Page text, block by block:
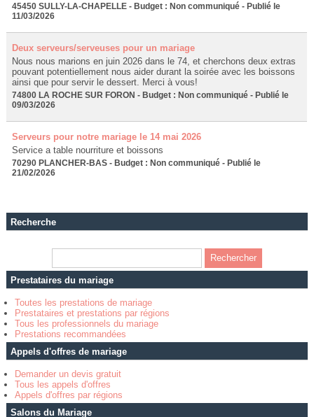
45450 SULLY-LA-CHAPELLE - Budget : Non communiqué - Publié le
11/03/2026
Deux serveurs/serveuses pour un mariage
Nous nous marions en juin 2026 dans le 74, et cherchons deux extras
pouvant potentiellement nous aider durant la soirée avec les boissons
ainsi que pour servir le dessert. Merci à vous!
74800 LA ROCHE SUR FORON - Budget : Non communiqué - Publié le
09/03/2026
Serveurs pour notre mariage le 14 mai 2026
Service a table nourriture et boissons
70290 PLANCHER-BAS - Budget : Non communiqué - Publié le
21/02/2026
Recherche
Prestataires du mariage
Toutes les prestations de mariage
Prestataires et prestations par régions
Tous les professionnels du mariage
Prestations recommandées
Appels d'offres de mariage
Demander un devis gratuit
Tous les appels d'offres
Appels d'offres par régions
Salons du Mariage